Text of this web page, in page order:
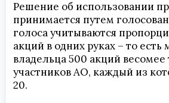
Решение об использовании
принимается путем
голоса учитываются
акций в одних руках – то есть
владельца 500 акций весомее
участников АО, каждый из
20.